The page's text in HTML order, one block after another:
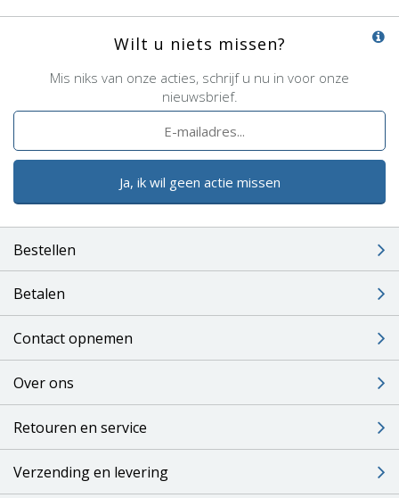
Wilt u niets missen?
Mis niks van onze acties, schrijf u nu in voor onze
nieuwsbrief.
Ja, ik wil geen actie missen
Bestellen
Betalen
Contact opnemen
Over ons
Retouren en service
Verzending en levering